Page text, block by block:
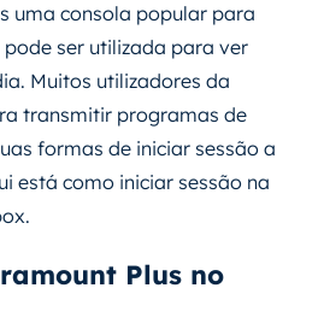
uma consola popular para
ser utilizada para ver
Muitos utilizadores da
transmitir programas de
formas de iniciar sessão a
está como iniciar sessão na
Plus no